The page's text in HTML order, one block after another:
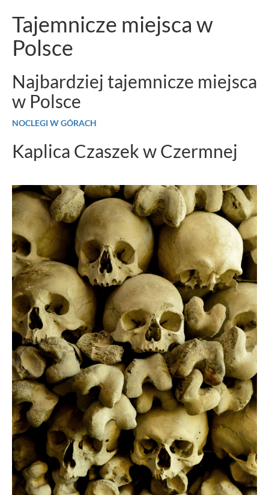
Tajemnicze miejsca w
Polsce
Najbardziej tajemnicze miejsca
w Polsce
NOCLEGI W GÓRACH
Kaplica Czaszek w Czermnej